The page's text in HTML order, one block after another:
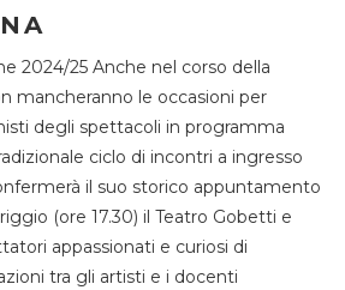
2024/25 Anche nel corso della
mancheranno le occasioni per
degli spettacoli in programma
ciclo di incontri a ingresso
il suo storico appuntamento
(ore 17.30) il Teatro Gobetti e
appassionati e curiosi di
tra gli artisti e i docenti